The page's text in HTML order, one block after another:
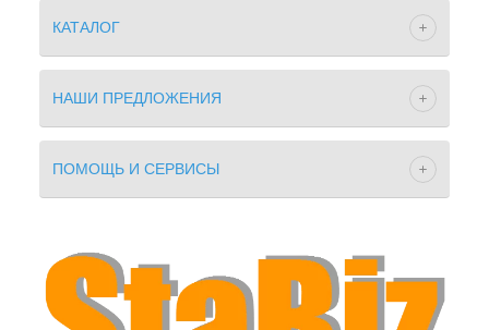
КАТАЛОГ
НАШИ ПРЕДЛОЖЕНИЯ
ПОМОЩЬ И СЕРВИСЫ